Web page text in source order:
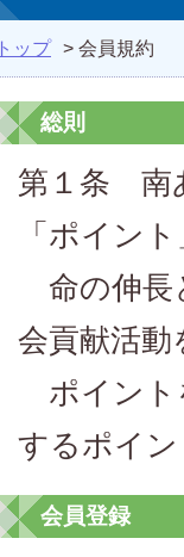
トップ > 会員規約
総則
第１条 南
「ポイン
命の伸長
会貢献活動
ポイント
するポイ
会員登録